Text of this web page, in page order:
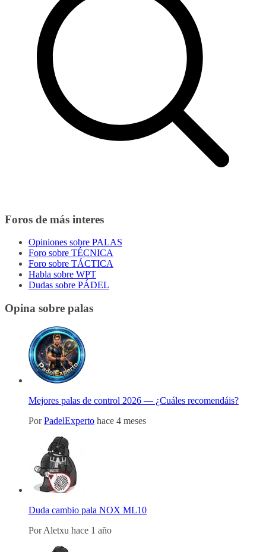
Foros de más interes
Opiniones sobre PALAS
Foro sobre TÉCNICA
Foro sobre TÁCTICA
Habla sobre WPT
Dudas sobre PÁDEL
Opina sobre palas
Mejores palas de control 2026 — ¿Cuáles recomendáis?
PorPadelExperto hace 4 meses
Duda cambio pala NOX ML10
PorAletxu hace 1 año